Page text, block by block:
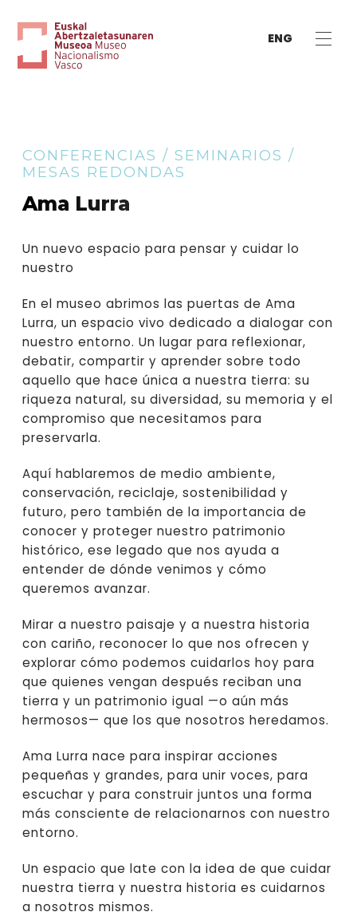
ENG
CONFERENCIAS / SEMINARIOS /
MESAS REDONDAS
Ama Lurra
Un nuevo espacio para pensar y cuidar lo
nuestro
En el museo abrimos las puertas de Ama
Lurra, un espacio vivo dedicado a dialogar con
nuestro entorno. Un lugar para reflexionar,
debatir, compartir y aprender sobre todo
aquello que hace única a nuestra tierra: su
riqueza natural, su diversidad, su memoria y el
compromiso que necesitamos para
preservarla.
Aquí hablaremos de medio ambiente,
conservación, reciclaje, sostenibilidad y
futuro, pero también de la importancia de
conocer y proteger nuestro patrimonio
histórico, ese legado que nos ayuda a
entender de dónde venimos y cómo
queremos avanzar.
Mirar a nuestro paisaje y a nuestra historia
con cariño, reconocer lo que nos ofrecen y
explorar cómo podemos cuidarlos hoy para
que quienes vengan después reciban una
tierra y un patrimonio igual —o aún más
hermosos— que los que nosotros heredamos.
Ama Lurra nace para inspirar acciones
pequeñas y grandes, para unir voces, para
escuchar y para construir juntos una forma
más consciente de relacionarnos con nuestro
entorno.
Un espacio que late con la idea de que cuidar
nuestra tierra y nuestra historia es cuidarnos
a nosotros mismos.